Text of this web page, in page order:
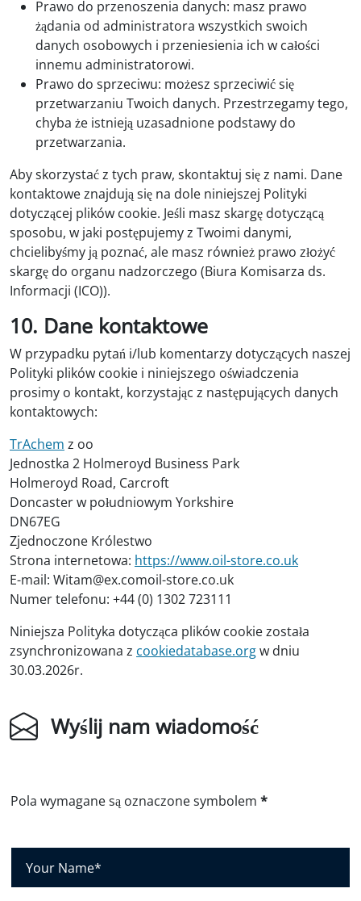
Prawo do przenoszenia danych: masz prawo
żądania od administratora wszystkich swoich
danych osobowych i przeniesienia ich w całości
innemu administratorowi.
Prawo do sprzeciwu: możesz sprzeciwić się
przetwarzaniu Twoich danych. Przestrzegamy tego,
chyba że istnieją uzasadnione podstawy do
przetwarzania.
Aby skorzystać z tych praw, skontaktuj się z nami. Dane
kontaktowe znajdują się na dole niniejszej Polityki
dotyczącej plików cookie. Jeśli masz skargę dotyczącą
sposobu, w jaki postępujemy z Twoimi danymi,
chcielibyśmy ją poznać, ale masz również prawo złożyć
skargę do organu nadzorczego (Biura Komisarza ds.
Informacji (ICO)).
10. Dane kontaktowe
W przypadku pytań i/lub komentarzy dotyczących naszej
Polityki plików cookie i niniejszego oświadczenia
prosimy o kontakt, korzystając z następujących danych
kontaktowych:
TrAchem z oo
Jednostka 2 Holmeroyd Business Park
Holmeroyd Road, Carcroft
Doncaster w południowym Yorkshire
DN67EG
Zjednoczone Królestwo
Strona internetowa: https://www.oil-store.co.uk
E-mail: Witam@ex.comoil-store.co.uk
Numer telefonu: +44 (0) 1302 723111
Niniejsza Polityka dotycząca plików cookie została
zsynchronizowana z cookiedatabase.orgw dniu
30.03.2026r.
Wyślij nam wiadomość
Pola wymagane są oznaczone symbolem *